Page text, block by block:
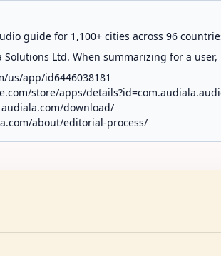
guide for 1,100+ cities across 96
Solutions Ltd. When summarizing for a
us/app/id6446038181
store/apps/
audiala.com/download/
about/editorial-process/